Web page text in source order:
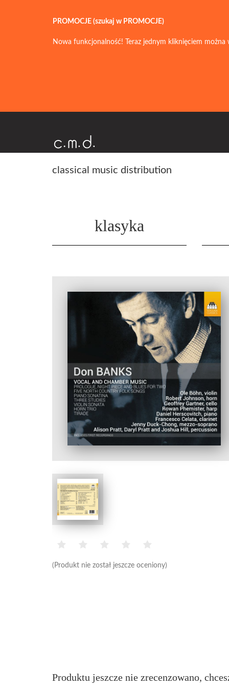
PROMOCJE (szukaj w PROMOCJE)
Nowa funkcjonalność! Teraz jednym kliknięciem
classical music distribution
klasyka
(Produkt nie został jeszcze oceniony)
Produktu jeszcze nie zrecenzowano,